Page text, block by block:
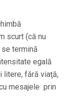
scurt (că nu
termină
egală
litere, fără viaţă,
mesajele prin